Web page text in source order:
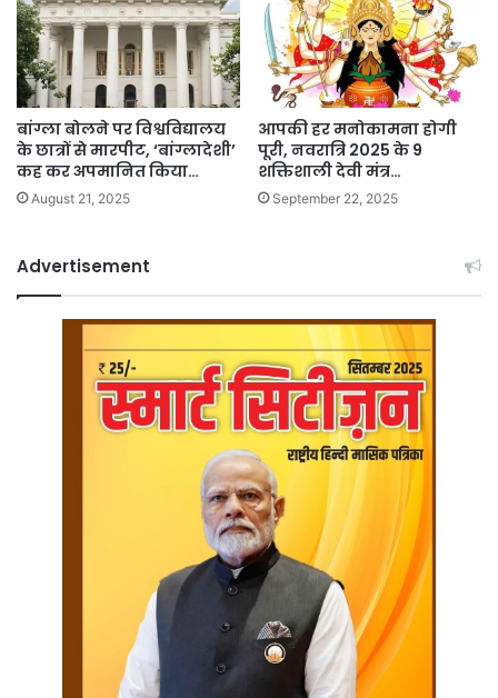
बांग्ला बोलने पर विश्वविद्यालय
के छात्रों से मारपीट, ‘बांग्लादेशी’
कह कर अपमानित किया…
August 21, 2025
आपकी हर मनोकामना होगी
पूरी, नवरात्रि 2025 के 9
शक्तिशाली देवी मंत्र…
September 22, 2025
Advertisement